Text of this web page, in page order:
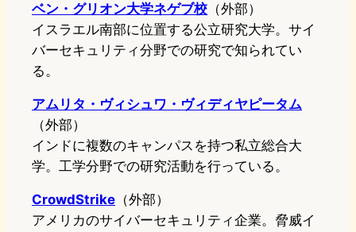
ベン・グリオン大学ネゲブ校 （外部）
イスラエル南部に位置する公立研究大学。サイ
バーセキュリティ分野での研究で知られてい
る。
アムリタ・ヴィシュワ・ヴィディヤピータム
（外部）
インドに複数のキャンパスを持つ私立総合大
学。工学分野での研究活動を行っている。
CrowdStrike （外部）
アメリカのサイバーセキュリティ企業。脅威イ